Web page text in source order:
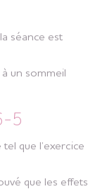
séance est
un sommeil
5
que l’exercice
que les effets